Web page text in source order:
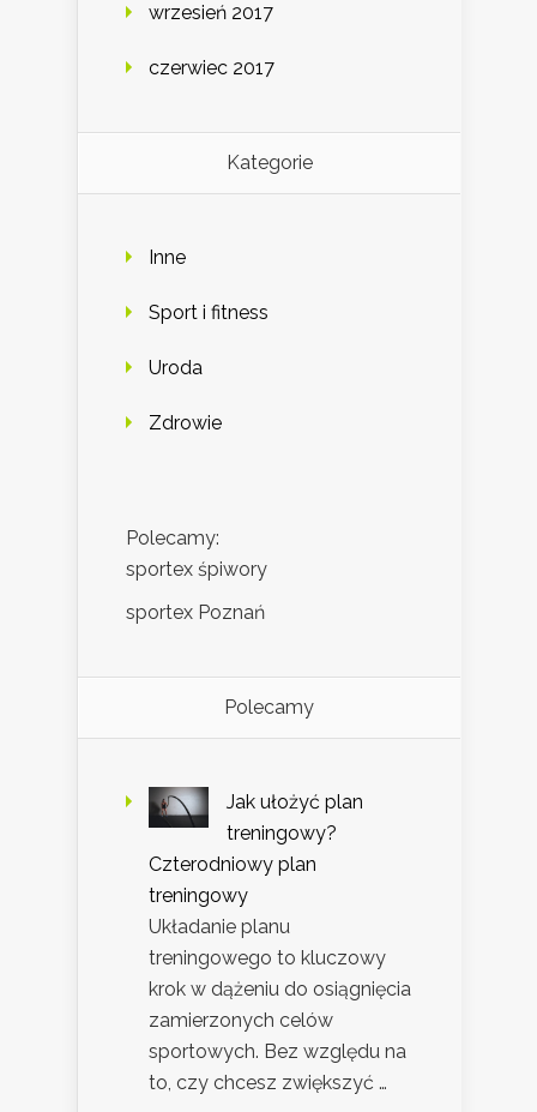
wrzesień 2017
czerwiec 2017
Kategorie
Inne
Sport i fitness
Uroda
Zdrowie
Polecamy:
sportex śpiwory
sportex Poznań
Polecamy
Jak ułożyć plan
treningowy?
Czterodniowy plan
treningowy
Układanie planu
treningowego to kluczowy
krok w dążeniu do osiągnięcia
zamierzonych celów
sportowych. Bez względu na
to, czy chcesz zwiększyć …